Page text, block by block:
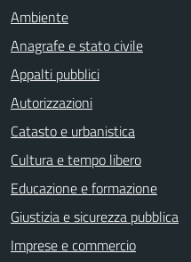
Ambiente
Anagrafe e stato civile
Appalti pubblici
Autorizzazioni
Catasto e urbanistica
Cultura e tempo libero
Educazione e formazione
Giustizia e sicurezza pubblica
Imprese e commercio